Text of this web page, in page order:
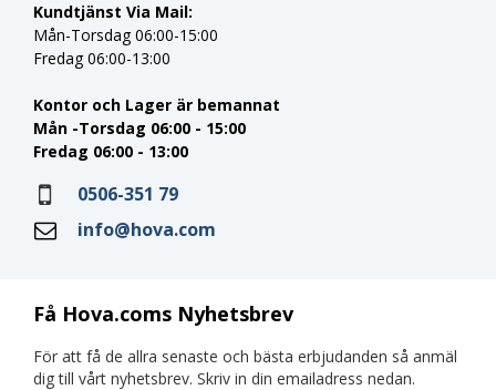
Få Hova.coms Nyhetsbrev
För att få de allra senaste och bästa erbjudanden så anmäl
dig till vårt nyhetsbrev. Skriv in din emailadress nedan.
Kundtjänst Via Mail:
Mån-Torsdag 06:00-15:00
Fredag 06:00-13:00
Kontor och Lager är bemannat
Mån -Torsdag 06:00 - 15:00
Fredag 06:00 - 13:00
0506-351 79
info@hova.com